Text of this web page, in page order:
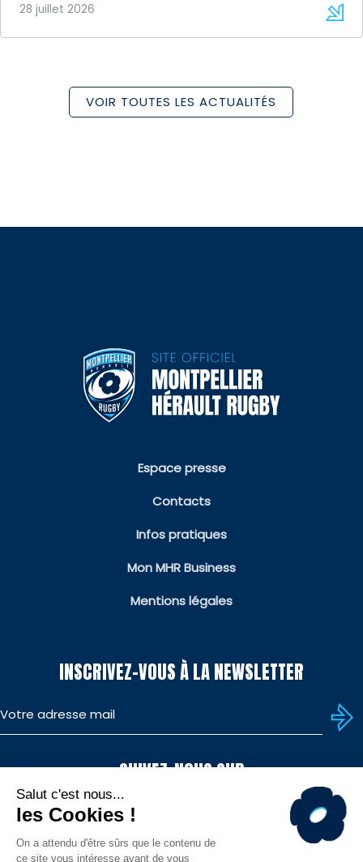
28 juillet 2026
VOIR TOUTES LES ACTUALITÉS
Espace presse
Contacts
Infos pratiques
Mon MHR Business
Mentions légales
INSCRIVEZ-VOUS À LA NEWSLETTER
SUIVEZ-NOUS SUR